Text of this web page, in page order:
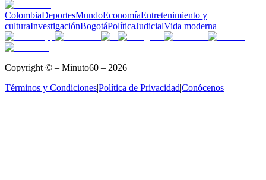
ColombiaDeportesMundoEconomíaEntretenimiento y
culturaInvestigaciónBogotáPolíticaJudicialVida moderna
Copyright © – Minuto60 – 2026
Términos y Condiciones|Política de Privacidad|Conócenos